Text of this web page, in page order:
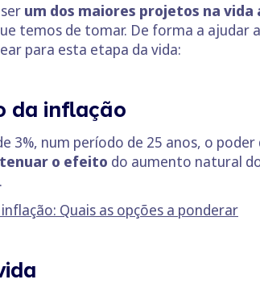
um dos maiores projetos na vida
temos de tomar. De forma a
para esta etapa da vida:
da inflação
3%, num período de 25 anos, o
o efeito do aumento natural
Quais as opções a ponderar